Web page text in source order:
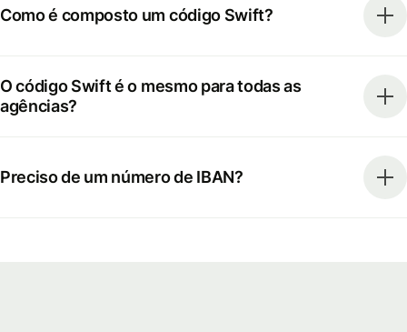
Como é composto um código Swift?
O código Swift é o mesmo para todas as
agências?
Preciso de um número de IBAN?